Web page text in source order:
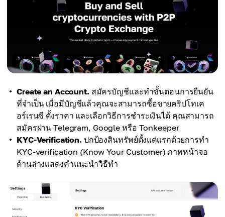
Create an Account. สมัครบัญชีและทำขั้นตอนการยืนยัน
ที่จำเป็น เมื่อมีบัญชีแล้วคุณจะสามารถซื้อขายคริปโทเค
อร์เรนซี ตั้งราคา และเลือกวิธีการชำระเงินได้ คุณสามารถ
สมัครผ่าน Telegram, Google หรือ Tonkeeper
KYC-Verification. ปกป้องสินทรัพย์ตั้งแต่แรกด้วยการทำ
KYC-verification (Know Your Customer) ภาพหน้าจอ
ด้านล่างแสดงคำแนะนำวิธีทำ